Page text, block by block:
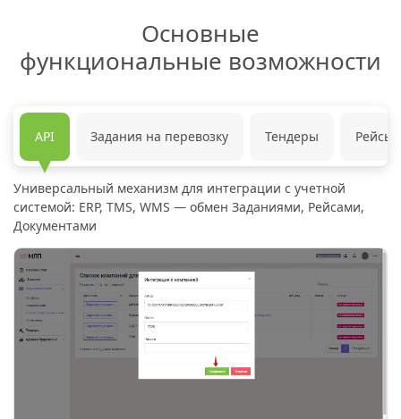
Основные
функциональные возможности
API Задания на перевозку Тендеры Рейсы
Универсальный механизм для интеграции с учетной
системой: ERP, TMS, WMS — обмен Заданиями, Рейсами,
Документами